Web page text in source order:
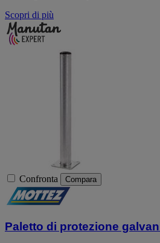
Scopri di più
Confronta Compara
Paletto di protezione